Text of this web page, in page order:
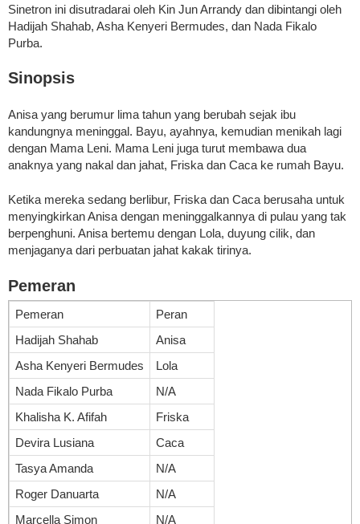
Sinetron ini disutradarai oleh Kin Jun Arrandy dan dibintangi oleh
Hadijah Shahab, Asha Kenyeri Bermudes, dan Nada Fikalo
Purba.
Sinopsis
Anisa yang berumur lima tahun yang berubah sejak ibu
kandungnya meninggal. Bayu, ayahnya, kemudian menikah lagi
dengan Mama Leni. Mama Leni juga turut membawa dua
anaknya yang nakal dan jahat, Friska dan Caca ke rumah Bayu.
Ketika mereka sedang berlibur, Friska dan Caca berusaha untuk
menyingkirkan Anisa dengan meninggalkannya di pulau yang tak
berpenghuni. Anisa bertemu dengan Lola, duyung cilik, dan
menjaganya dari perbuatan jahat kakak tirinya.
Pemeran
Pemeran
Peran
Hadijah Shahab
Anisa
Asha Kenyeri Bermudes
Lola
Nada Fikalo Purba
N/A
Khalisha K. Afifah
Friska
Devira Lusiana
Caca
Tasya Amanda
N/A
Roger Danuarta
N/A
Marcella Simon
N/A